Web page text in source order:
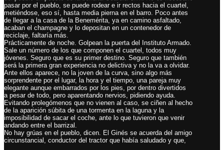
pasar por el pueblo, se puede rodear e ir rectos hacia el cuartel,
metiéndose, eso sí, hasta media pierna en el barro. Poco antes
de llegar a la casa de la Benemérita, ya en camino asfaltado,
acaban el champagne y lo depositan en un contenedor de
reciclaje, faltaría más.
Prácticamente de noche. Golpean la puerta del Instituto Armado.
Sale un número de los que componen el cuartel, todos muy
jóvenes. Seguro que es su primer destino. Seguro que también
será la primera gran experiencia no delictiva y no la va a olvidar.
Ante ellos aparece, no la joven de la curva, sino algo más
sorprendente por el lugar, la hora y el tiempo, una pareja muy
elegante aunque embarrados por los pies, por dentro divertidos
a pesar de todo, pero aparentando nervios, pidiendo ayuda.
Evitando prolegómenos que no vienen al caso, se ciñen al hecho
de la aparición súbita de una tormenta en la laguna y la
imposibilidad de sacar el coche, ante lo que tuvieron que venir
andando entre el barrizal.
No hay grúas en el pueblo, dicen. El Ginés se acuerda del amigo
circunstancial, conductor del tractor que había saludado y que,